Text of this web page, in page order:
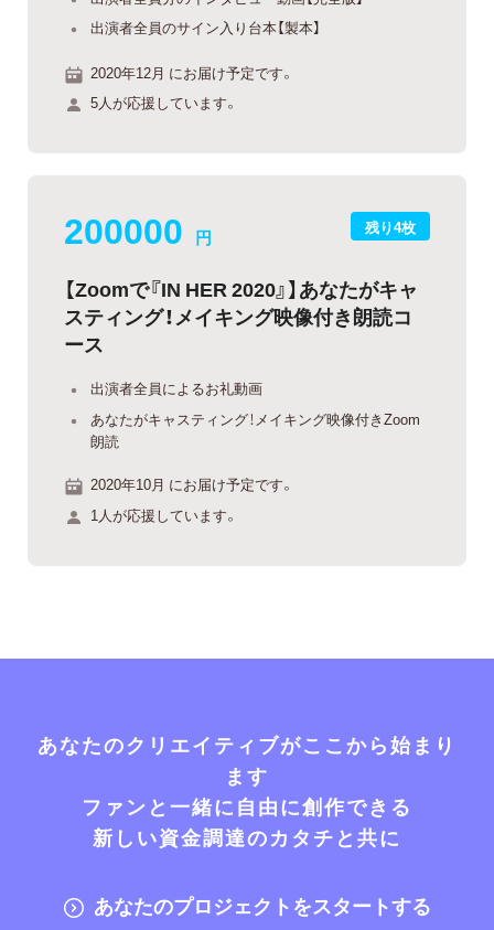
出演者全員のサイン入り台本【製本】
2020年12月 にお届け予定です。
5人が応援しています。
残り4枚
200000 円
【Zoomで『IN HER 2020』】あなたがキャ
スティング！メイキング映像付き朗読コ
ース
出演者全員によるお礼動画
あなたがキャスティング！メイキング映像付きZoom
朗読
2020年10月 にお届け予定です。
1人が応援しています。
あなたのクリエイティブがここから始まり
ます
ファンと一緒に自由に創作できる
新しい資金調達のカタチと共に
あなたのプロジェクトをスタートする